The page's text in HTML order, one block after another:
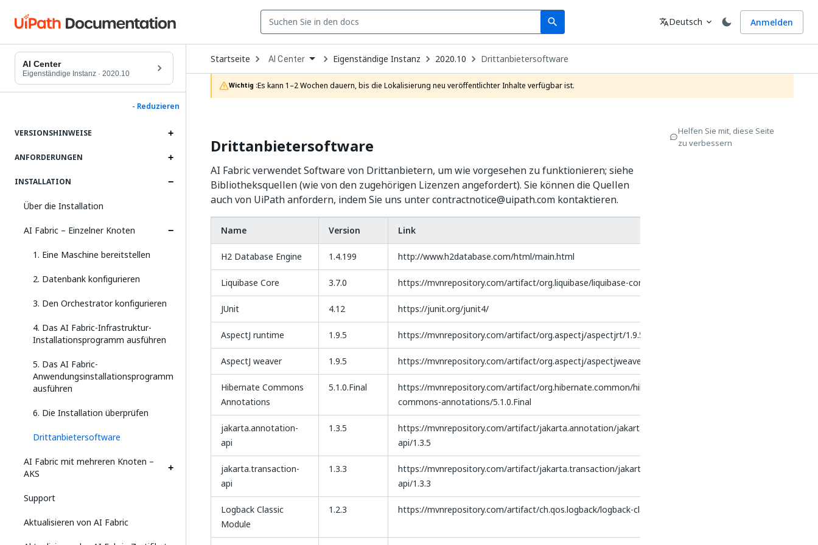
search
Search Sprache
translateDeutsch expand_more Anmelden
AI Center
Eigenständige Instanz · 2020.10
- Reduzieren
VERSIONSHINWEISE
ANFORDERUNGEN
INSTALLATION
Über die Installation
AI Fabric – Einzelner Knoten
1. Eine Maschine bereitstellen
2. Datenbank konfigurieren
3. Den Orchestrator konfigurieren
4. Das AI Fabric-Infrastruktur-
Installationsprogramm ausführen
5. Das AI Fabric-
Anwendungsinstallationsprogramm
ausführen
6. Die Installation überprüfen
Drittanbietersoftware
AI Fabric mit mehreren Knoten –
AKS
Support
Aktualisieren von AI Fabric
Startseite Open
Dropdown
to
choose
product
AI Center Eigenständige Instanz 2020.10 Drittanbietersoftware
Wichtig :Es kann 1–2 Wochen dauern, bis die Lokalisierung neu veröffentlichter Inhalte verfügbar ist.
Drittanbietersoftware
AI Fabric verwendet Software von Drittanbietern, um wie vorgesehen zu funktionieren; siehe
Bibliotheksquellen (wie von den zugehörigen Lizenzen angefordert). Sie können die Quellen
auch von UiPath anfordern, indem Sie uns unter contractnotice@uipath.com kontaktieren.
Name Version Link
H2 Database Engine 1.4.199 http://www.h2database.com/html/main.html
Liquibase Core 3.7.0 https://mvnrepository.com/artifact/org.liquibase/liquibase-core
JUnit 4.12 https://junit.org/junit4/
AspectJ runtime 1.9.5 https://mvnrepository.com/artifact/org.aspectj/aspectjrt/1.9.5
AspectJ weaver 1.9.5 https://mvnrepository.com/artifact/org.aspectj/aspectjweaver/1.9.5
Hibernate Commons
Annotations
5.1.0.Final
https://mvnrepository.com/artifact/org.hibernate.common/hibernate-
commons-annotations/5.1.0.Final
jakarta.annotation-
api
1.3.5
https://mvnrepository.com/artifact/jakarta.annotation/jakarta.annotation-
api/1.3.5
jakarta.transaction-
api
1.3.3
https://mvnrepository.com/artifact/jakarta.transaction/jakarta.transaction-
api/1.3.3
Logback Classic
Module
1.2.3 https://mvnrepository.com/artifact/ch.qos.logback/logback-classic/1.2.3
Helfen Sie mit, diese Seite
zu verbessern